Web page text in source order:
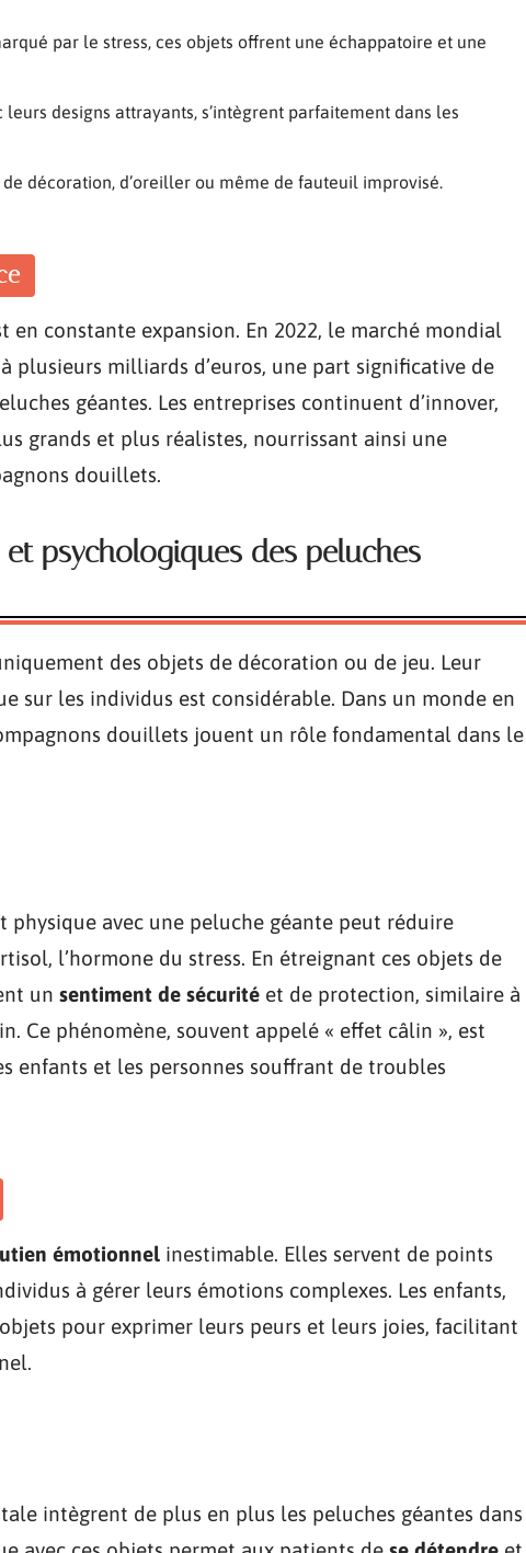
par le stress, ces objets offrent une échappatoire et une
leurs designs attrayants, s’intègrent parfaitement dans les
décoration, d’oreiller ou même de fauteuil improvisé.
en constante expansion. En 2022, le marché mondial
plusieurs milliards d’euros, une part significative de
géantes. Les entreprises continuent d’innover,
grands et plus réalistes, nourrissant ainsi une
douillets.
psychologiques des peluches
des objets de décoration ou de jeu. Leur
sur les individus est considérable. Dans un monde en
douillets jouent un rôle fondamental dans le
physique avec une peluche géante peut réduire
l’hormone du stress. En étreignant ces objets de
un sentiment de sécurité et de protection, similaire à
Ce phénomène, souvent appelé « effet câlin », est
enfants et les personnes souffrant de troubles
émotionnel inestimable. Elles servent de points
à gérer leurs émotions complexes. Les enfants,
pour exprimer leurs peurs et leurs joies, facilitant
intègrent de plus en plus les peluches géantes dans